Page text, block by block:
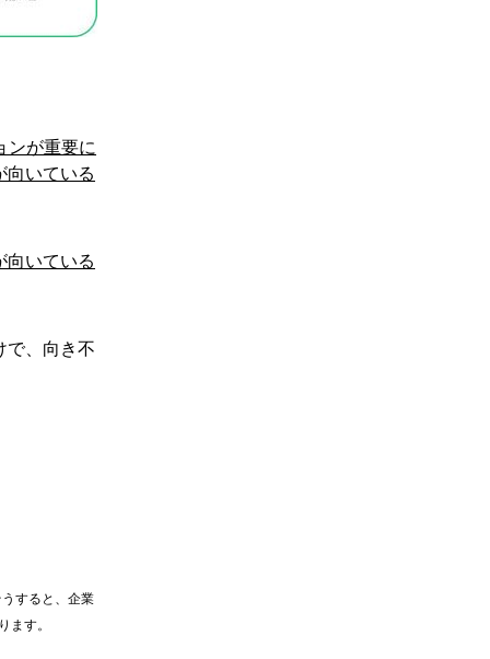
ンが重要に
向いている
向いている
で、向き不
すると、企業
ます。